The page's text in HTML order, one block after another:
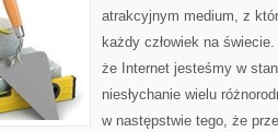
atrakcyjnym medium, z
każdy człowiek na
że Internet jesteśmy w
niesłychanie wielu
w następstwie tego, że